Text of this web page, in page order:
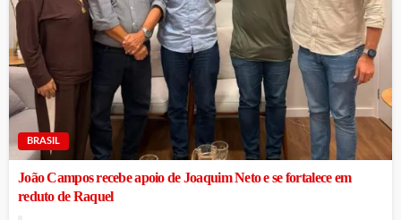
BRASIL
João Campos recebe apoio de Joaquim Neto e se fortalece em
reduto de Raquel